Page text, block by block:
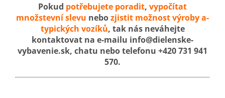
Pokud potřebujete poradit, vypočítat
množstevní slevu nebozjistit možnost výroby a-
typických vozíků, tak nás neváhejte
kontaktovat na e-mailu info@dielenske-
vybavenie.sk, chatu nebo telefonu +420 731 941
570.